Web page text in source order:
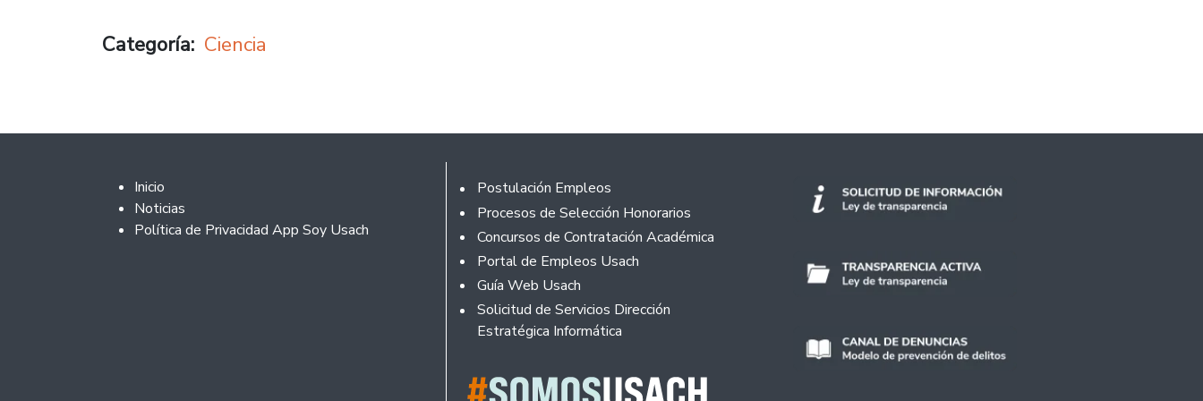
Categoría Ciencia
Footer 2
Inicio
Noticias
Política de Privacidad App Soy Usach
Rodapé
Postulación Empleos
Procesos de Selección Honorarios
Concursos de Contratación Académica
Portal de Empleos Usach
Guía Web Usach
Solicitud de Servicios Dirección
Estratégica Informática